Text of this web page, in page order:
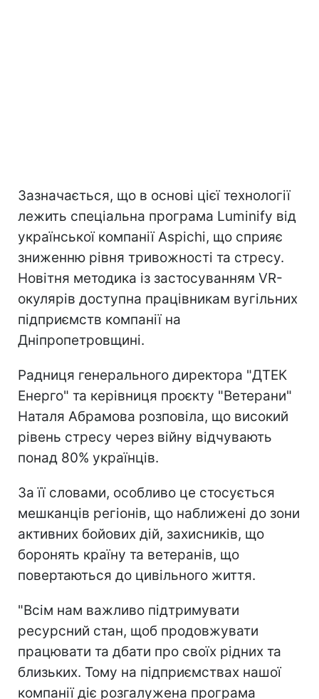
Зазначається, що в основі цієї технології
лежить спеціальна програма Luminify від
української компанії Aspichi, що сприяє
зниженню рівня тривожності та стресу.
Новітня методика із застосуванням VR-
окулярів доступна працівникам вугільних
підприємств компанії на
Дніпропетровщині.
Радниця генерального директора "ДТЕК
Енерго" та керівниця проєкту "Ветерани"
Наталя Абрамова розповіла, що високий
рівень стресу через війну відчувають
понад 80% українців.
За її словами, особливо це стосується
мешканців регіонів, що наближені до зони
активних бойових дій, захисників, що
боронять країну та ветеранів, що
повертаються до цивільного життя.
"Всім нам важливо підтримувати
ресурсний стан, щоб продовжувати
працювати та дбати про своїх рідних та
близьких. Тому на підприємствах нашої
компанії діє розгалужена програма